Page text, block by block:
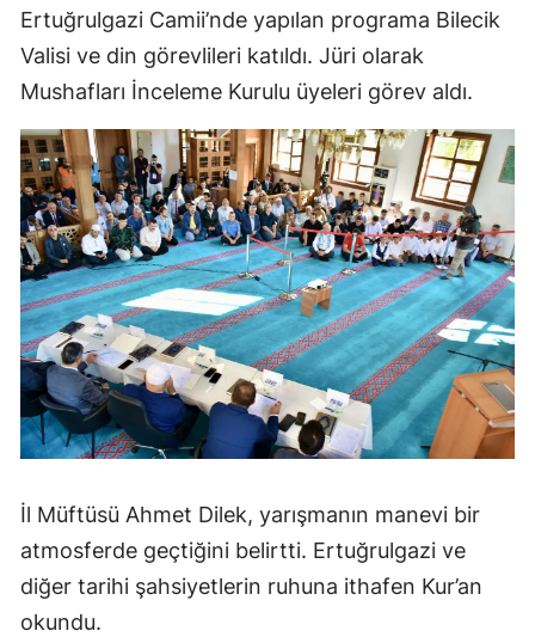
Ertuğrulgazi Camii’nde yapılan programa Bilecik
Valisi ve din görevlileri katıldı. Jüri olarak
Mushafları İnceleme Kurulu üyeleri görev aldı.
İl Müftüsü Ahmet Dilek, yarışmanın manevi bir
atmosferde geçtiğini belirtti. Ertuğrulgazi ve
diğer tarihi şahsiyetlerin ruhuna ithafen Kur’an
okundu.